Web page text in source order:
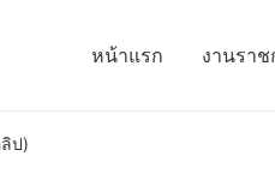
หน้าแรก งานราช
ป)